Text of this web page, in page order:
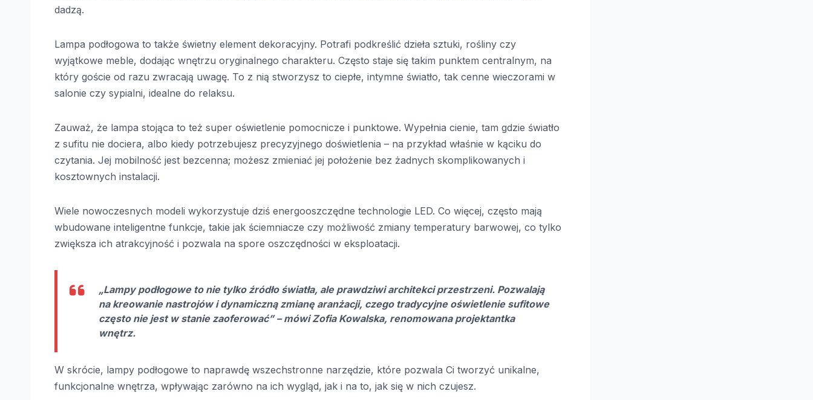
dadzą.
Lampa podłogowa to także świetny element dekoracyjny. Potrafi podkreślić dzieła sztuki, rośliny czy
wyjątkowe meble, dodając wnętrzu oryginalnego charakteru. Często staje się takim punktem centralnym, na
który goście od razu zwracają uwagę. To z nią stworzysz to ciepłe, intymne światło, tak cenne wieczorami w
salonie czy sypialni, idealne do relaksu.
Zauważ, że lampa stojąca to też super oświetlenie pomocnicze i punktowe. Wypełnia cienie, tam gdzie światło
z sufitu nie dociera, albo kiedy potrzebujesz precyzyjnego doświetlenia – na przykład właśnie w kąciku do
czytania. Jej mobilność jest bezcenna; możesz zmieniać jej położenie bez żadnych skomplikowanych i
kosztownych instalacji.
Wiele nowoczesnych modeli wykorzystuje dziś energooszczędne technologie LED. Co więcej, często mają
wbudowane inteligentne funkcje, takie jak ściemniacze czy możliwość zmiany temperatury barwowej, co tylko
zwiększa ich atrakcyjność i pozwala na spore oszczędności w eksploatacji.
„Lampy podłogowe to nie tylko źródło światła, ale prawdziwi architekci przestrzeni. Pozwalają
na kreowanie nastrojów i dynamiczną zmianę aranżacji, czego tradycyjne oświetlenie sufitowe
często nie jest w stanie zaoferować” – mówi Zofia Kowalska, renomowana projektantka
wnętrz.
W skrócie, lampy podłogowe to naprawdę wszechstronne narzędzie, które pozwala Ci tworzyć unikalne,
funkcjonalne wnętrza, wpływając zarówno na ich wygląd, jak i na to, jak się w nich czujesz.